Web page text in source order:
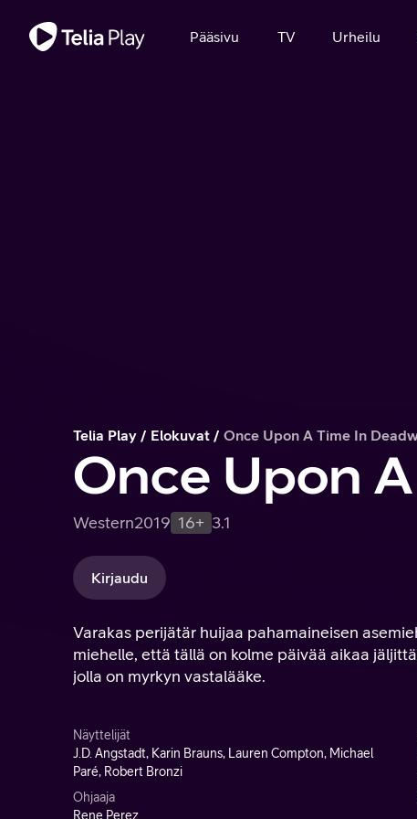
Pääsivu TV Urheilu
Telia Play Elokuvat Once Upon A Time In
Once Upon
Western2019 16+ 3.1
Kirjaudu
Varakas perijätär huijaa pahamaineisen
miehelle, että tällä on kolme päivää aikaa
jolla on myrkyn vastalääke.
Näyttelijät
J.D. Angstadt, Karin Brauns, Lauren Compton, Michael
Paré, Robert Bronzi
Ohjaaja
Rene Perez